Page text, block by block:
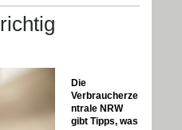
Die
Verbraucherze
ntrale NRW
gibt Tipps, was